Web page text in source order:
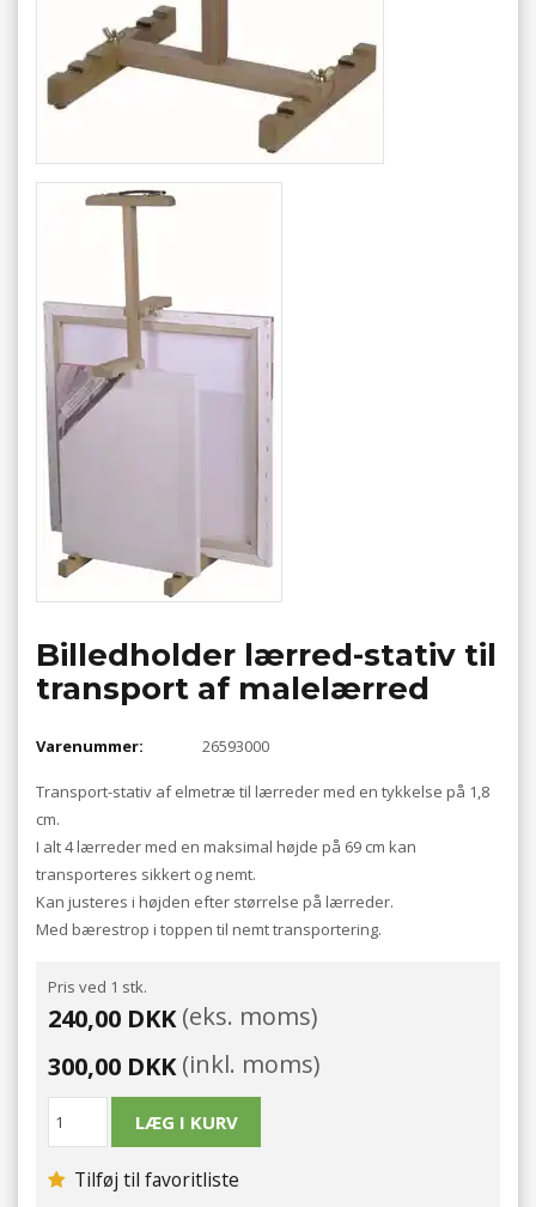
Billedholder lærred-stativ til
transport af malelærred
Varenummer: 26593000
Transport-stativ af elmetræ til lærreder med en tykkelse på 1,8
cm.
I alt 4 lærreder med en maksimal højde på 69 cm kan
transporteres sikkert og nemt.
Kan justeres i højden efter størrelse på lærreder.
Med bærestrop i toppen til nemt transportering.
Pris ved 1 stk.
240,00 DKK(eks. moms)
300,00 DKK(inkl. moms)
Tilføj til favoritliste